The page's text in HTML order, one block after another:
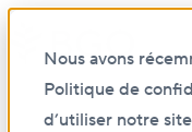
Nous avons
Politique de
d’utiliser notre